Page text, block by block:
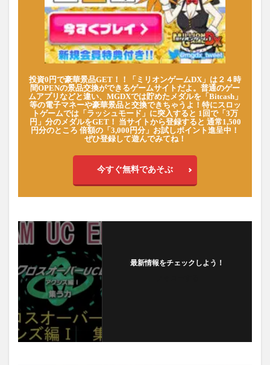
投資0円で豪華景品GET！！「ミリオンゲームDX」は２４時
間OPENの景品交換ができるゲームサイトだよ。普通のゲー
ムアプリなどと違い、MGDXでは貯めたメダルを「Bitcash」
等の電子マネーや豪華景品と交換できちゃうよ！特にスロッ
トゲームでは「ラッシュモード」に突入すると 1回で「3万
円」分のメダルをGET！ 当サイトから登録すると 通常1,500
円分のところ 倍額の「3,000円分」お試しポイント進呈中！
ぜひ登録して遊んでみてね！
今すぐ無料であそぶ
最新情報をチェックしよう！